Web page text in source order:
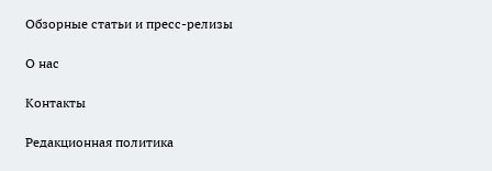
Обзорные статьи и пресс-релизы
О нас
Контакты
Редакционная политика